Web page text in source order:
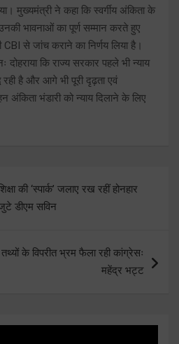
मुख्यमंत्री ने कहा कि स्वर्गीय अंकिता के
भावनाओं का पूर्ण सम्मान करते हुए
से जांच कराने का निर्णय लिया है।
दोहराया कि राज्य सरकार पहले भी न्याय
है और आगे भी पूरी दृढ़ता एवं
अंकिता भंडारी को न्याय दिलाने के लिए
की ‘स्पार्क’ जलाए रख रहीं होनहार
डीएम सविन
के विपरीत भ्रम फैला रही कांग्रेसः
महेंद्र भट्ट